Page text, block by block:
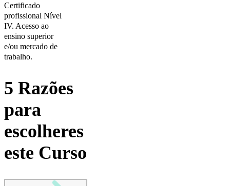
Certificado
profissional Nível
IV. Acesso ao
ensino superior
e/ou mercado de
trabalho.
5 Razões
para
escolheres
este Curso